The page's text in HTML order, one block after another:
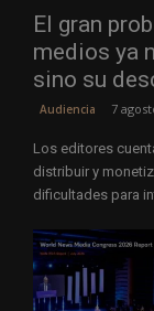
El gran
medios ya
sino su
Audiencia 7
Los editores
distribuir y
dificultades para